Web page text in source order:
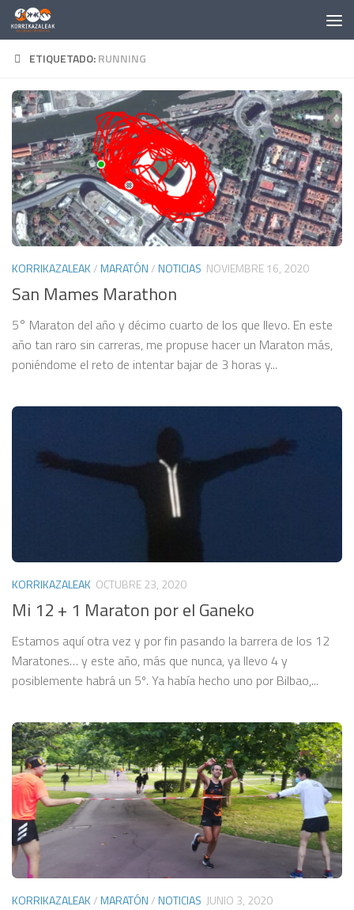
Saltar al contenido
ETIQUETADO:RUNNING
KORRIKAZALEAK/MARATÓN/NOTICIAS NOVIEMBRE 16, 2020
San Mames Marathon
5° Maraton del año y décimo cuarto de los que llevo. En este
año tan raro sin carreras, me propuse hacer un Maraton más,
poniéndome el reto de intentar bajar de 3 horas y...
KORRIKAZALEAK OCTUBRE 23, 2020
Mi 12 + 1 Maraton por el Ganeko
Estamos aquí otra vez y por fin pasando la barrera de los 12
Maratones… y este año, más que nunca, ya llevo 4 y
posiblemente habrá un 5º. Ya había hecho uno por Bilbao,...
KORRIKAZALEAK/MARATÓN/NOTICIAS JUNIO 3, 2020